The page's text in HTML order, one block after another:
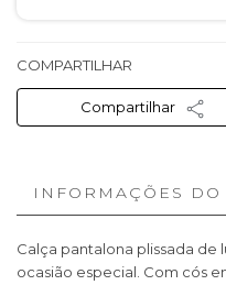
COMPARTILHAR
Compartilhar
INFORMAÇÕES DO
Calça pantalona plissada de
ocasião especial. Com cós